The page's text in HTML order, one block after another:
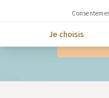
Je choisis